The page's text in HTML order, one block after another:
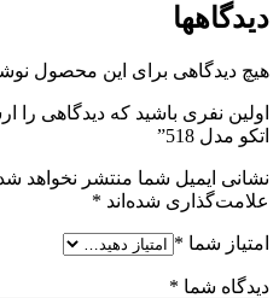
دیدگاهها
هیچ دیدگاهی برای این محصول
اولین نفری باشید که دیدگاهی را
اتکو مدل 518”
نشانی ایمیل شما منتشر نخواهد
علامت‌گذاری شده‌اند *
امتیاز شما *
دیدگاه شما *